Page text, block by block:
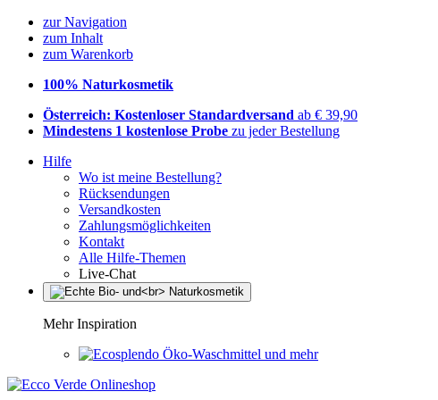
zur Navigation
zum Inhalt
zum Warenkorb
100% Naturkosmetik
Österreich: Kostenloser Standardversand ab € 39,90
Mindestens 1 kostenlose Probe zu jeder Bestellung
Hilfe
Wo ist meine Bestellung?
Rücksendungen
Versandkosten
Zahlungsmöglichkeiten
Kontakt
Alle Hilfe-Themen
Live-Chat
Mehr Inspiration
Öko-Waschmittel und mehr